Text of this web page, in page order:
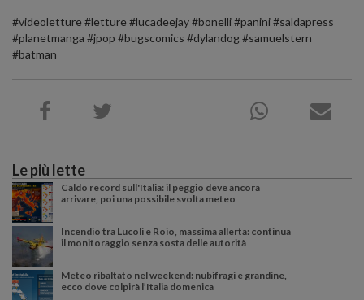
#videoletture #letture #lucadeejay #bonelli #panini #saldapress
#planetmanga #jpop #bugscomics #dylandog #samuelstern
#batman
Le più lette
Caldo record sull'Italia: il peggio deve ancora
arrivare, poi una possibile svolta meteo
Incendio tra Lucoli e Roio, massima allerta: continua
il monitoraggio senza sosta delle autorità
Meteo ribaltato nel weekend: nubifragi e grandine,
ecco dove colpirà l’Italia domenica